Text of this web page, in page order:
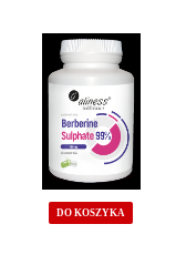
DO KOSZYKA